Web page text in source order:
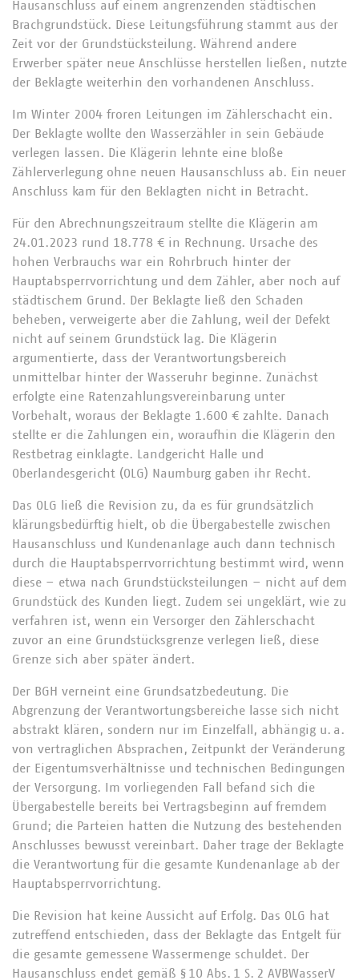
Hausanschluss auf einem angrenzenden städtischen
Brachgrundstück. Diese Leitungsführung stammt aus der
Zeit vor der Grundstücksteilung. Während andere
Erwerber später neue Anschlüsse herstellen ließen, nutzte
der Beklagte weiterhin den vorhandenen Anschluss.
Im Winter 2004 froren Leitungen im Zählerschacht ein.
Der Beklagte wollte den Wasserzähler in sein Gebäude
verlegen lassen. Die Klägerin lehnte eine bloße
Zählerverlegung ohne neuen Hausanschluss ab. Ein neuer
Anschluss kam für den Beklagten nicht in Betracht.
Für den Abrechnungszeitraum stellte die Klägerin am
24.01.2023 rund 18.778 € in Rechnung. Ursache des
hohen Verbrauchs war ein Rohrbruch hinter der
Hauptabsperrvorrichtung und dem Zähler, aber noch auf
städtischem Grund. Der Beklagte ließ den Schaden
beheben, verweigerte aber die Zahlung, weil der Defekt
nicht auf seinem Grundstück lag. Die Klägerin
argumentierte, dass der Verantwortungsbereich
unmittelbar hinter der Wasseruhr beginne. Zunächst
erfolgte eine Ratenzahlungsvereinbarung unter
Vorbehalt, woraus der Beklagte 1.600 € zahlte. Danach
stellte er die Zahlungen ein, woraufhin die Klägerin den
Restbetrag einklagte. Landgericht Halle und
Oberlandesgericht (OLG) Naumburg gaben ihr Recht.
Das OLG ließ die Revision zu, da es für grundsätzlich
klärungsbedürftig hielt, ob die Übergabestelle zwischen
Hausanschluss und Kundenanlage auch dann technisch
durch die Hauptabsperrvorrichtung bestimmt wird, wenn
diese – etwa nach Grundstücksteilungen – nicht auf dem
Grundstück des Kunden liegt. Zudem sei ungeklärt, wie zu
verfahren ist, wenn ein Versorger den Zählerschacht
zuvor an eine Grundstücksgrenze verlegen ließ, diese
Grenze sich aber später ändert.
Der BGH verneint eine Grundsatzbedeutung. Die
Abgrenzung der Verantwortungsbereiche lasse sich nicht
abstrakt klären, sondern nur im Einzelfall, abhängig u. a.
von vertraglichen Absprachen, Zeitpunkt der Veränderung
der Eigentumsverhältnisse und technischen Bedingungen
der Versorgung. Im vorliegenden Fall befand sich die
Übergabestelle bereits bei Vertragsbeginn auf fremdem
Grund; die Parteien hatten die Nutzung des bestehenden
Anschlusses bewusst vereinbart. Daher trage der Beklagte
die Verantwortung für die gesamte Kundenanlage ab der
Hauptabsperrvorrichtung.
Die Revision hat keine Aussicht auf Erfolg. Das OLG hat
zutreffend entschieden, dass der Beklagte das Entgelt für
die gesamte gemessene Wassermenge schuldet. Der
Hausanschluss endet gemäß § 10 Abs. 1 S. 2 AVBWasserV